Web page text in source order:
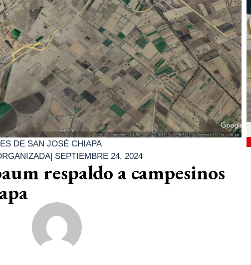
DE SAN JOSÉ CHIAPA
| SEPTIEMBRE 24, 2024
respaldo a campesinos